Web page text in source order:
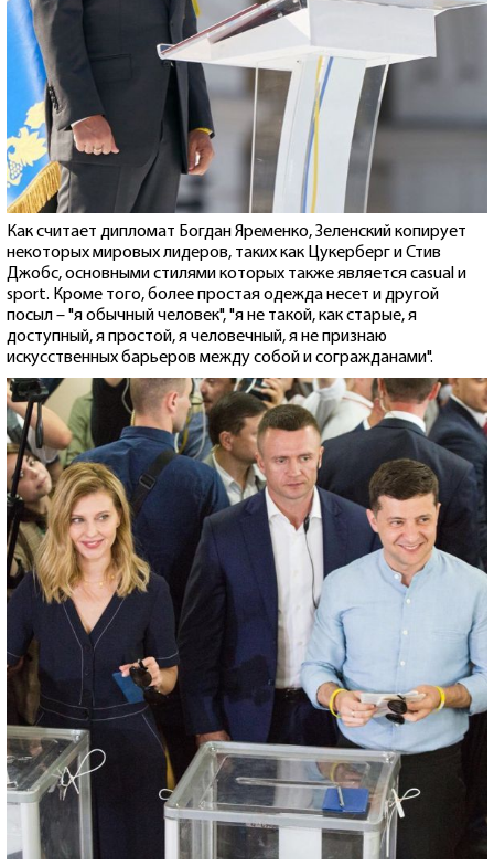
Как считает дипломат Богдан Яременко, Зеленский копирует
некоторых мировых лидеров, таких как Цукерберг и Стив
Джобс, основными стилями которых также является casual и
sport. Кроме того, более простая одежда несет и другой
посыл – "я обычный человек", "я не такой, как старые, я
доступный, я простой, я человечный, я не признаю
искусственных барьеров между собой и согражданами".